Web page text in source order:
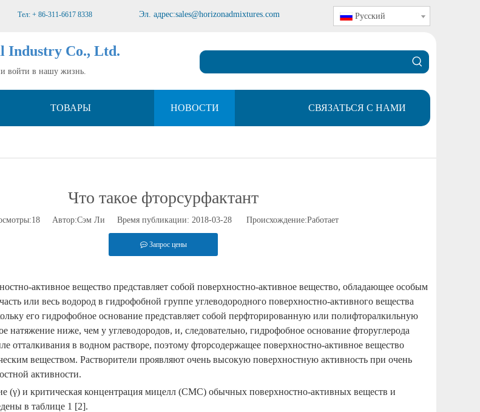
Тел: + 86-311-6617 8338 Эл. адрес:sales@horizonadmixtures.com Pусский
Industry Co., Ltd.
войти в нашу жизнь.
ТОВАРЫ НОВОСТИ СВЯЗАТЬСЯ С НАМИ
Что такое фторсурфактант
18 Автор:Сэм Ли Время публикации: 2018-03-28 Происхождение:Работает
Запрос цены
активное вещество представляет собой поверхностно-активное вещество, обладающее особым
или весь водород в гидрофобной группе углеводородного поверхностно-активного вещества
его гидрофобное основание представляет собой перфторированную или полифторалкильную
натяжение ниже, чем у углеводородов, и, следовательно, гидрофобное основание фторуглерода
отталкивания в водном растворе, поэтому фторсодержащее поверхностно-активное вещество
веществом. Растворители проявляют очень высокую поверхностную активность при очень
активности.
(γ) и критическая концентрация мицелл (CMC) обычных поверхностно-активных веществ и
в таблице 1 [2].